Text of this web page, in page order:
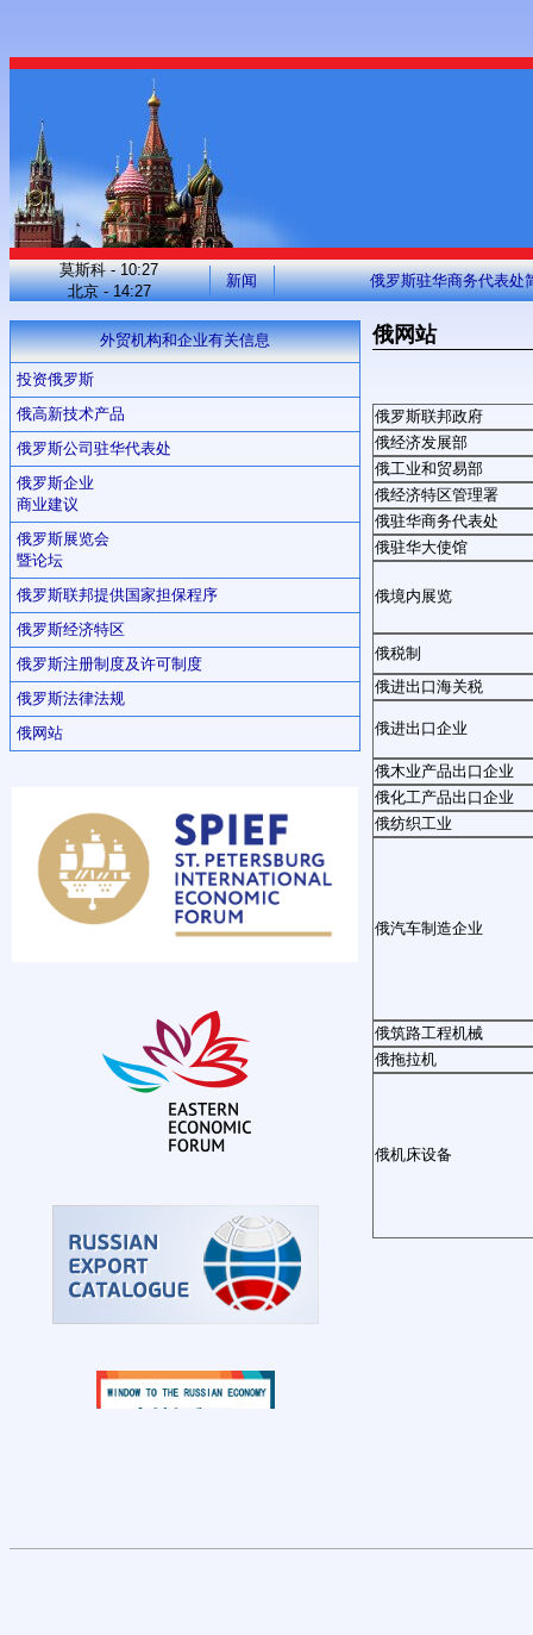
莫斯科 - 10:27
北京 - 14:27
新闻 俄罗斯驻华商务代表处
外贸机构和企业有关信息
投资俄罗斯
俄高新技术产品
俄罗斯公司驻华代表处
俄罗斯企业
商业建议
俄罗斯展览会
暨论坛
俄罗斯联邦提供国家担保程序
俄罗斯经济特区
俄罗斯注册制度及许可制度
俄罗斯法律法规
俄网站
俄网站
俄罗斯联邦政府
俄经济发展部
俄工业和贸易部
俄经济特区管理署
俄驻华商务代表处
俄驻华大使馆
俄境内展览
俄税制
俄进出口海关税
俄进出口企业
俄木业产品出口企业
俄化工产品出口企业
俄纺织工业
俄汽车制造企业
俄筑路工程机械
俄拖拉机
俄机床设备